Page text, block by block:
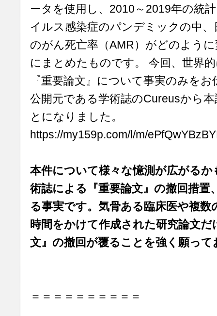
ータを使用し、2010～2019年の統
イルス感染症のパンデミックの中
のがん死亡率（AMR）がどのよう
にまとめたものです。 今回、世界
『重要論文』について事実のみを
公開元である学術誌のCureusから
とになりました。
https://my159p.com/l/m/
本件について様々な憶測が広がる
術誌による『重要論文』の撤回措置
る事実です。気骨ある臨床医や複数
時間をかけて作成された研究論文だ
文』の撤回が覆ることを強く願って
＝＝＝＝＝＝＝＝＝＝